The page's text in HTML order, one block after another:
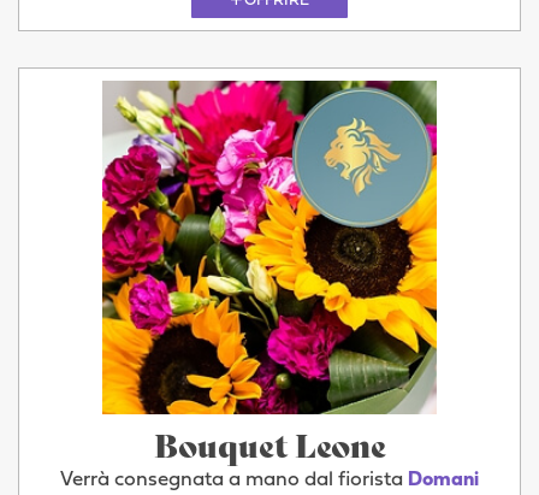
Bouquet Leone
Verrà consegnata a mano dal fiorista Domani